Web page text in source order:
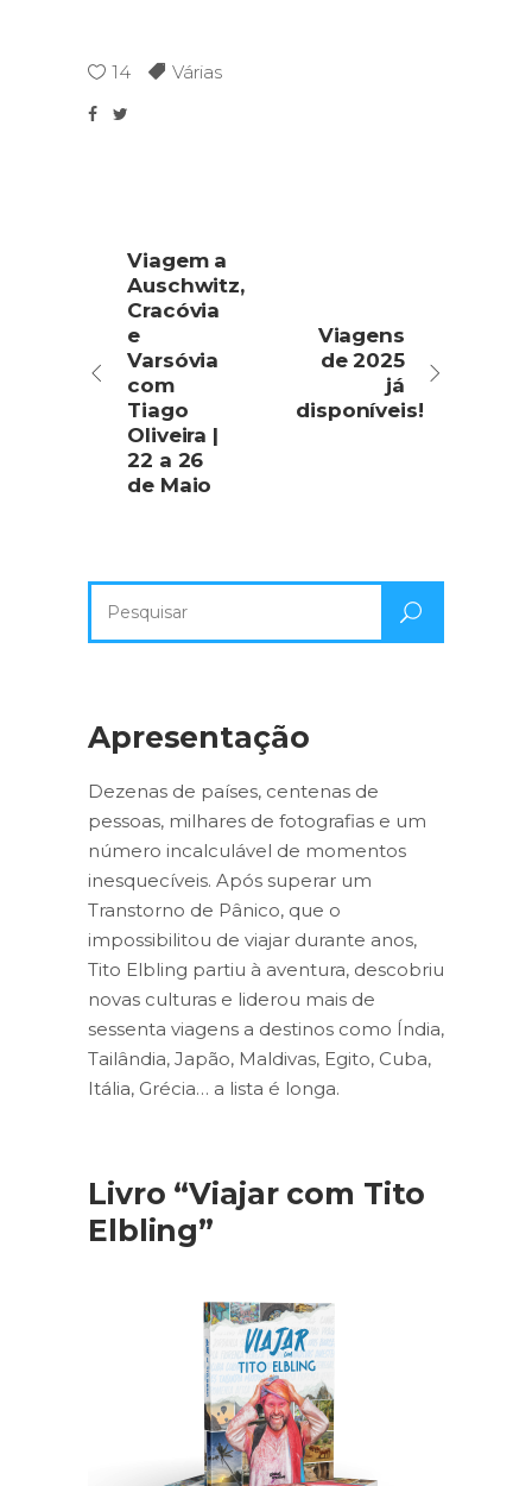
14 Várias
Viagem a
Auschwitz,
Cracóvia
e
Varsóvia
com
Tiago
Oliveira |
22 a 26
de Maio
Viagens
de 2025
já
disponíveis!
por:
Apresentação
Dezenas de países, centenas de
pessoas, milhares de fotografias e um
número incalculável de momentos
inesquecíveis. Após superar um
Transtorno de Pânico, que o
impossibilitou de viajar durante anos,
Tito Elbling partiu à aventura, descobriu
novas culturas e liderou mais de
sessenta viagens a destinos como Índia,
Tailândia, Japão, Maldivas, Egito, Cuba,
Itália, Grécia… a lista é longa.
Livro “Viajar com Tito
Elbling”